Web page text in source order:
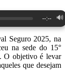
--:-- 🔊
Seguro 2025, na
na sede do 15°
O objetivo é levar
que desejam